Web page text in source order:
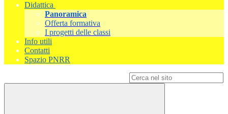
Didattica
Panoramica
Offerta formativa
I progetti delle classi
Info utili
Contatti
Spazio PNRR